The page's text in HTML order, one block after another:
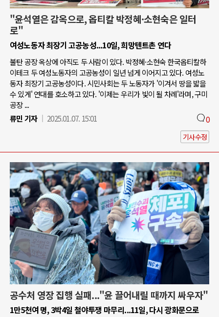
"윤석열은 감옥으로, 옵티칼 박정혜·소현숙은 일터
로"
여성노동자 최장기 고공농성...10일, 희망텐트촌 연다
불탄 공장 옥상에 아직도 두 사람이 있다. 박정혜·소현숙 한국옵티칼하
이테크 두 여성노동자의 고공농성이 일년 넘게 이어지고 있다. 여성노
동자 최장기 고공농성이다. 시민사회는 두 노동자가 '이겨서 땅을 밟을
수 있게' 연대를 호소하고 있다. '이제는 우리가 빛이 될 차례'라며, 구미
공장 ...
류민 기자
2025.01.07. 15:01 0
기사수정
공수처 영장 집행 실패..."윤 끌어내릴 때까지 싸우자"
1만5천여 명, 3박4일 철야투쟁 마무리...11일, 다시 광화문으로